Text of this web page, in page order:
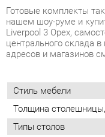
Стиль мебели
Толщина
Типы столов
Класс (офис)
Материал
Цвет